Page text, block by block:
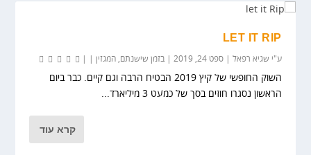
LET IT RIP
ע"י שגיא רפאל |ספט 24, 2019 |בזמן שישנתם,המגזין
השוק החופשי של קיץ 2019 הבטיח הרבה וגם קיים. כבר ביום
הראשון נסגרו חוזים בסך של כמעט 3 מיליארד...
קרא עוד